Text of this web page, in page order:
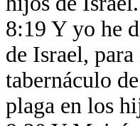
8:19 Y yo he
de Israel,
tabernáculo
plaga en los